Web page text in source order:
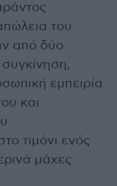
του
από δύο
εμπειρία
και
τιμόνι ενός
μάχες